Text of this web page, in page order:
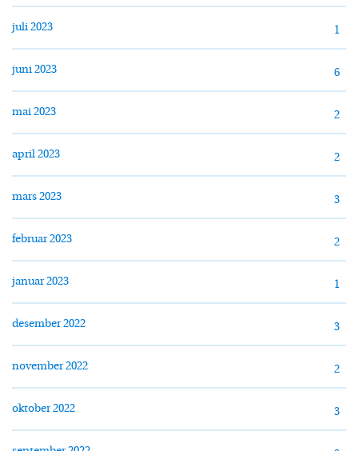
juli 2023 1
juni 2023 6
mai 2023 2
april 2023 2
mars 2023 3
februar 2023 2
januar 2023 1
desember 2022 3
november 2022 2
oktober 2022 3